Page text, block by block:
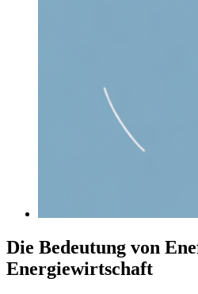
Die Bedeutung von
Energiewirtschaft